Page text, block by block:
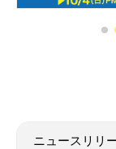
ニュースリリ